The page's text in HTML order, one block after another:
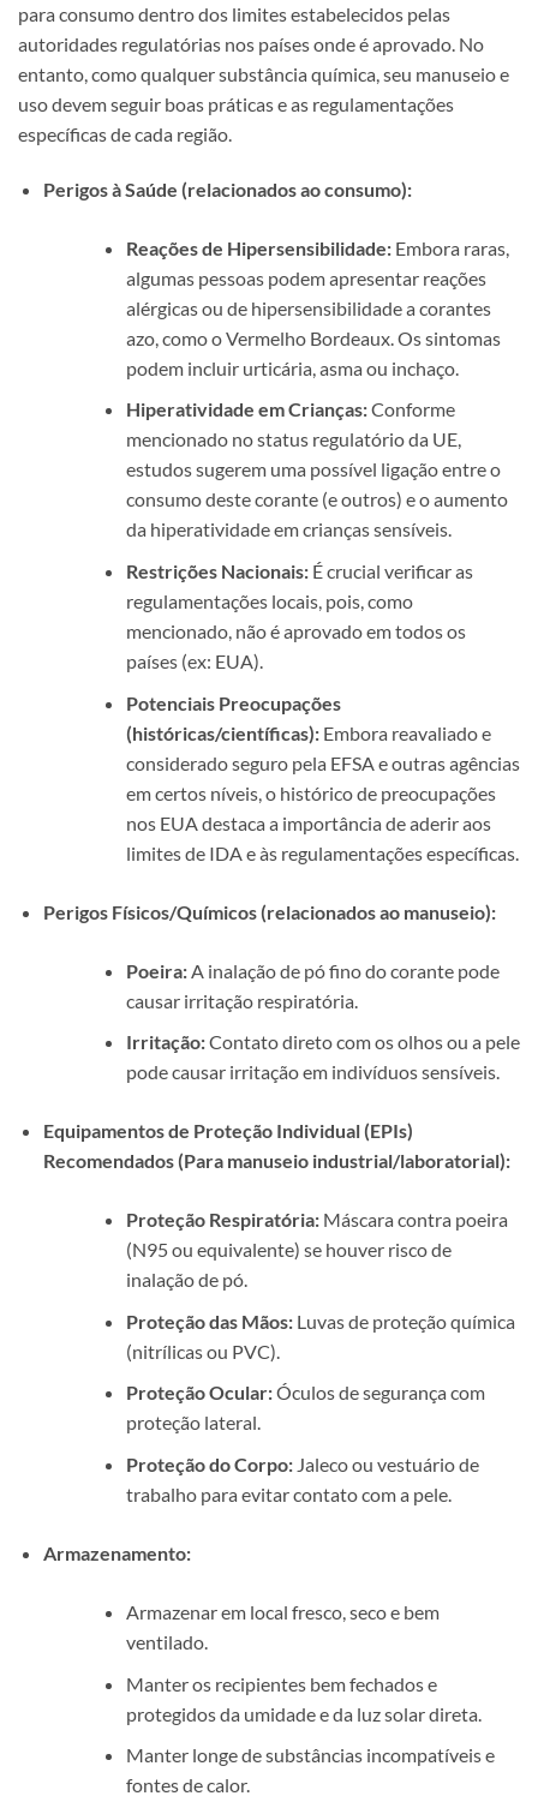
para consumo dentro dos limites estabelecidos pelas
autoridades regulatórias nos países onde é aprovado. No
entanto, como qualquer substância química, seu manuseio e
uso devem seguir boas práticas e as regulamentações
específicas de cada região.
Perigos à Saúde (relacionados ao consumo):
Reações de Hipersensibilidade:Embora raras,
algumas pessoas podem apresentar reações
alérgicas ou de hipersensibilidade a corantes
azo, como o Vermelho Bordeaux. Os sintomas
podem incluir urticária, asma ou inchaço.
Hiperatividade em Crianças:Conforme
mencionado no status regulatório da UE,
estudos sugerem uma possível ligação entre o
consumo deste corante (e outros) e o aumento
da hiperatividade em crianças sensíveis.
Restrições Nacionais:É crucial verificar as
regulamentações locais, pois, como
mencionado, não é aprovado em todos os
países (ex: EUA).
Potenciais Preocupações
(históricas/científicas):Embora reavaliado e
considerado seguro pela EFSA e outras agências
em certos níveis, o histórico de preocupações
nos EUA destaca a importância de aderir aos
limites de IDA e às regulamentações específicas.
Perigos Físicos/Químicos (relacionados ao manuseio):
Poeira:A inalação de pó fino do corante pode
causar irritação respiratória.
Irritação:Contato direto com os olhos ou a pele
pode causar irritação em indivíduos sensíveis.
Equipamentos de Proteção Individual (EPIs)
Recomendados (Para manuseio industrial/laboratorial):
Proteção Respiratória:Máscara contra poeira
(N95 ou equivalente) se houver risco de
inalação de pó.
Proteção das Mãos:Luvas de proteção química
(nitrílicas ou PVC).
Proteção Ocular:Óculos de segurança com
proteção lateral.
Proteção do Corpo:Jaleco ou vestuário de
trabalho para evitar contato com a pele.
Armazenamento:
Armazenar em local fresco, seco e bem
ventilado.
Manter os recipientes bem fechados e
protegidos da umidade e da luz solar direta.
Manter longe de substâncias incompatíveis e
fontes de calor.